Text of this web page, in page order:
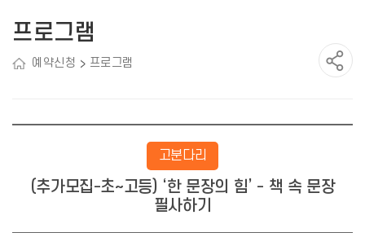
프로그램
예약신청 프로그램
고분다리
(추가모집-초~고등) ‘한 문장의 힘’ - 책 속 문장
필사하기